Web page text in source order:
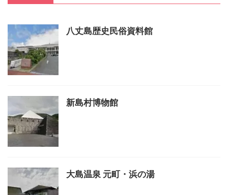
八丈島歴史民俗資料館
新島村博物館
大島温泉 元町・浜の湯